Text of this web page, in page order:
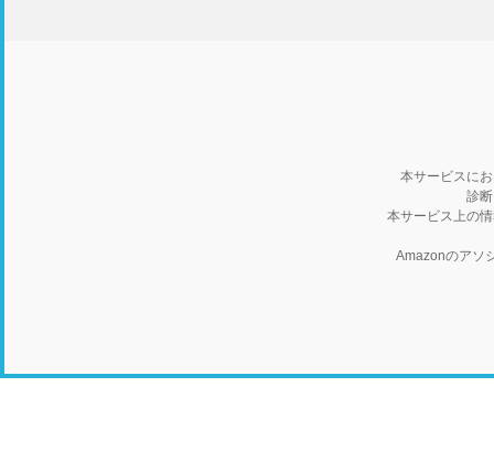
本サービスに
診
本サービス上の
Amazonのアソ